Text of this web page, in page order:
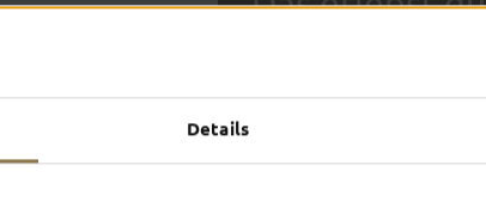
Details
FULDA AN
TOP-